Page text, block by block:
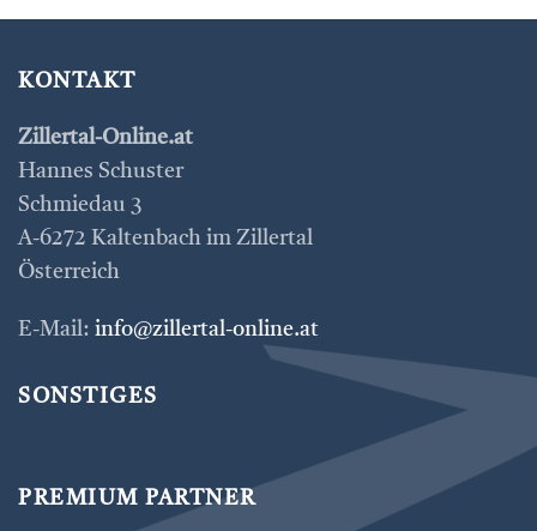
KONTAKT
Zillertal-Online.at
Hannes Schuster
Schmiedau 3
A-6272 Kaltenbach im Zillertal
Österreich
E-Mail: info@zillertal-online.at
SONSTIGES
PREMIUM PARTNER